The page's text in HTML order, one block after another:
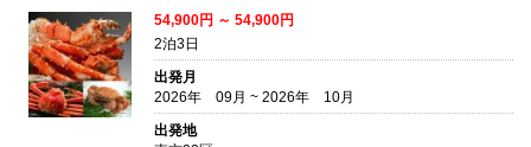
54,900円 ～ 54,900円
2泊3日
出発月
2026年 09月 ~ 2026年 10月
出発地